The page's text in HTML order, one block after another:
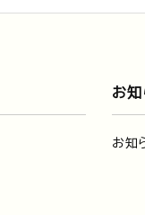
お知
お知